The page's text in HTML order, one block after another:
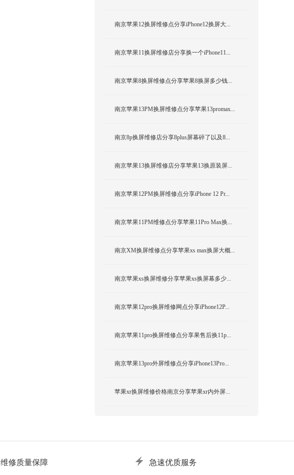
南京苹果12换屏维修点分享iPhone12换屏大...
南京苹果11换屏维修店分享换一个iPhone11...
南京苹果8换屏维修点分享苹果8换屏多少钱...
南京苹果13PM换屏维修点分享苹果13promax...
南京8p换屏维修店分享8plus屏幕碎了以及8...
南京苹果13换屏维修店分享苹果13换原装屏...
南京苹果12PM换屏维修点分享iPhone 12 Pr...
南京苹果11PM维修点分享苹果11Pro Max换...
南京XM换屏维修点分享苹果xs max换屏大概...
南京苹果xs换屏维修分享苹果xs换屏幕多少...
南京苹果12pro换屏维修网点分享iPhone12P...
南京苹果11pro换屏维修点分享果售后换11p...
南京苹果13pro外屏维修点分享iPhone13Pro...
苹果xr换屏维修价格南京分享苹果xr内外屏...
维修质量保障 急速优质服务